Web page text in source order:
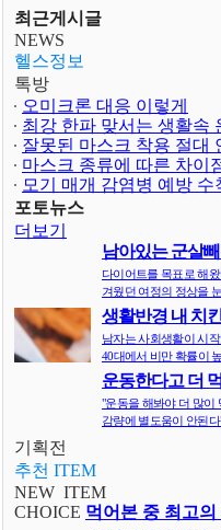
최근게시글
NEWS
헬스정보
톡방
드디어 김건희 등판
찐남매 인증한 악동
아직도 외국인 승차거부
이분들 역시 국가대표
양궁은 역시~국가대표되
보다 어렵..
포토뉴스
더보기
남아있는 군살
지
다이어트를 목표로 해
겨웠던 여정의 정상을 눈
생활반경 내 치
면 비만확률 ..
남자는 사회생활이 시
40대에서 비만 확률이 높
운동한다고 더
다? 오히려 식..
"운동을 해봐야 더 많이
감량에 별도움이 안된다"
기획전
추천 ITEM
NEW ITEM
NEW 이게 바로 신상~